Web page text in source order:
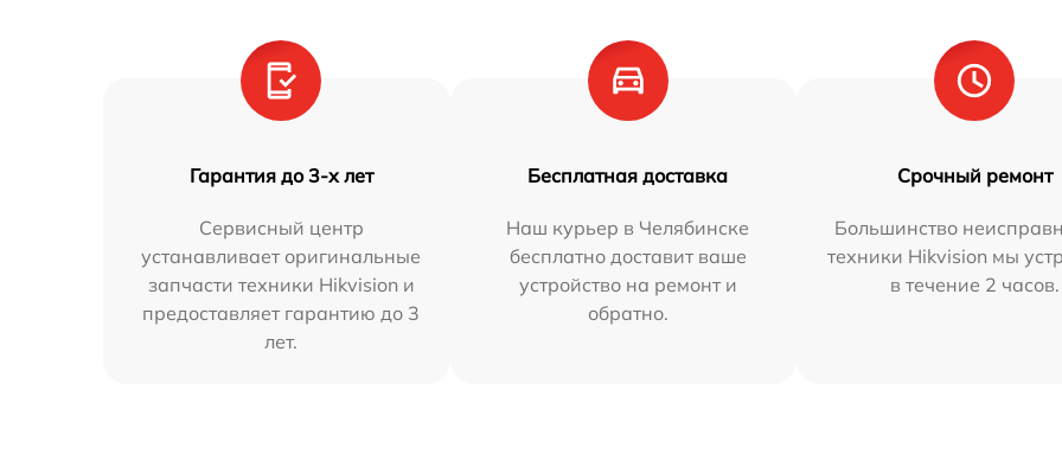
Гарантия до 3-х лет
Сервисный центр
устанавливает оригинальные
запчасти техники Hikvision и
предоставляет гарантию до 3
лет.
Бесплатная доставка
Наш курьер в Челябинске
бесплатно доставит ваше
устройство на ремонт и
обратно.
Срочный ремонт
Большинство
техники Hikvision мы
в течение 2 часов.